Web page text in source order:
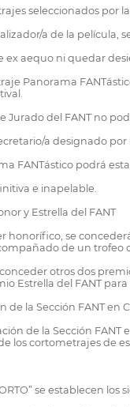
seleccionados por
a de la
ex aequo ni quedar
Panorama
Jurado del FANT no
a designado
FANTástico podrá
e inapelable.
y Estrella del FANT
honorífico, se
de un trofeo
otros dos
Estrella del FANT
la Sección FANT en
de la Sección FANT
los cortometrajes de
se establecen los